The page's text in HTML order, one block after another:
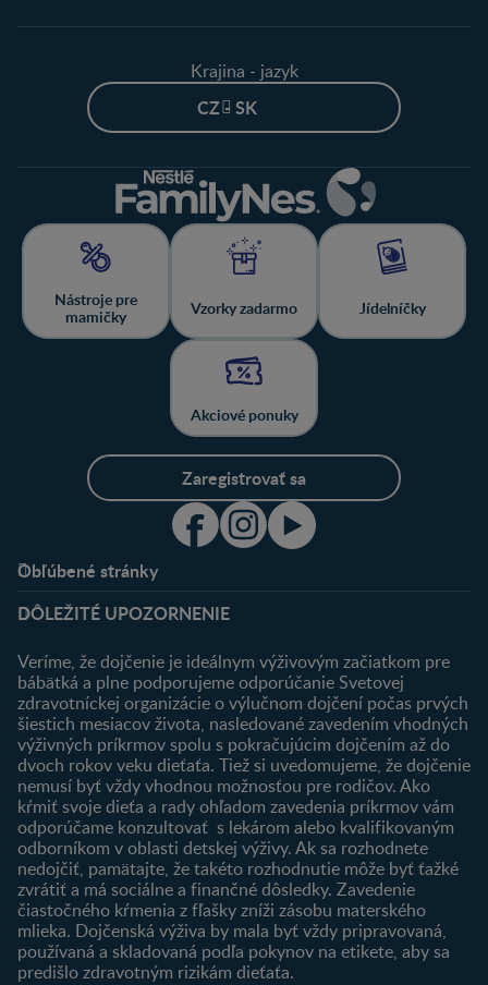
Krajina - jazyk
CZ - SK
Nástroje pre
mamičky
Vzorky zadarmo Jídelníčky
Akciové ponuky
Zaregistrovať sa
Obľúbené stránky
Výhody členstva
Môj účet
Registrácia
Newsletter
Prihlásenie
Produkty
Nájsť produkt
DÔLEŽITÉ UPOZORNENIE
Veríme, že dojčenie je ideálnym výživovým začiatkom pre
bábätká a plne podporujeme odporúčanie Svetovej
zdravotníckej organizácie o výlučnom dojčení počas prvých
šiestich mesiacov života, nasledované zavedením vhodných
výživných príkrmov spolu s pokračujúcim dojčením až do
dvoch rokov veku dieťaťa. Tiež si uvedomujeme, že dojčenie
nemusí byť vždy vhodnou možnosťou pre rodičov. Ako
kŕmiť svoje dieťa a rady ohľadom zavedenia príkrmov vám
odporúčame konzultovať s lekárom alebo kvalifikovaným
odborníkom v oblasti detskej výživy. Ak sa rozhodnete
nedojčiť, pamätajte, že takéto rozhodnutie môže byť ťažké
zvrátiť a má sociálne a finančné dôsledky. Zavedenie
čiastočného kŕmenia z fľašky zníži zásobu materského
mlieka. Dojčenská výživa by mala byť vždy pripravovaná,
používaná a skladovaná podľa pokynov na etikete, aby sa
predišlo zdravotným rizikám dieťaťa.